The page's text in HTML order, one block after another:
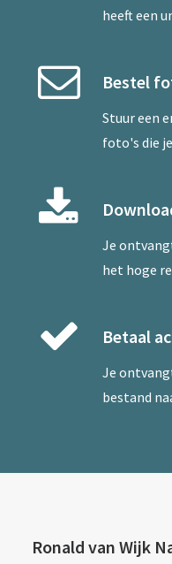
heeft een
Bestel
Stuur een
foto's die
Je
het hoge
Betaal
Je
bestand
Ronald van Wijk